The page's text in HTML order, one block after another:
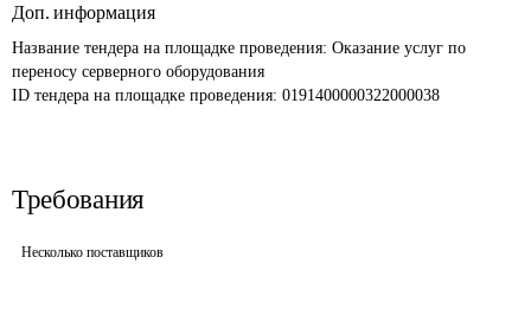
Доп. информация
Название тендера на площадке проведения: Оказание услуг по
переносу серверного оборудования
ID тендера на площадке проведения: 0191400000322000038
Требования
Несколько поставщиков